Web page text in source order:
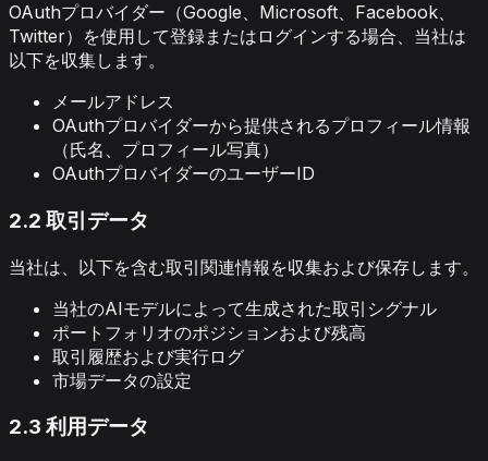
OAuthプロバイダー（Google、Microsoft、Facebook、
Twitter）を使用して登録またはログインする場合、当社は
以下を収集します。
メールアドレス
OAuthプロバイダーから提供されるプロフィール情報
（氏名、プロフィール写真）
OAuthプロバイダーのユーザーID
2.2 取引データ
当社は、以下を含む取引関連情報を収集および保存します。
当社のAIモデルによって生成された取引シグナル
ポートフォリオのポジションおよび残高
取引履歴および実行ログ
市場データの設定
2.3 利用データ